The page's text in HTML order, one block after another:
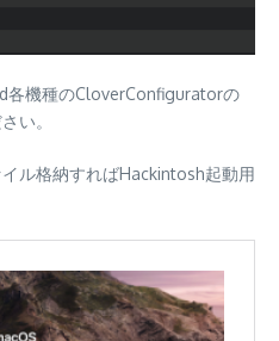
各機種のCloverConfiguratorの
い。
ル格納すればHackintosh起動用